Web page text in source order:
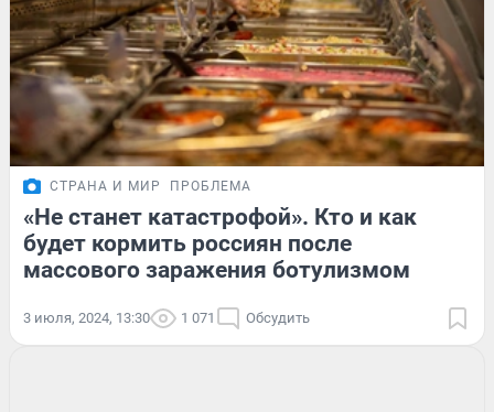
СТРАНА И МИР ПРОБЛЕМА
«Не станет катастрофой». Кто и как
будет кормить россиян после
массового заражения ботулизмом
3 июля, 2024, 13:30 1 071 Обсудить